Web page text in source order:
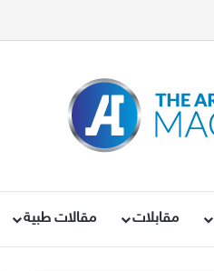
مقابلات مقالات طبية